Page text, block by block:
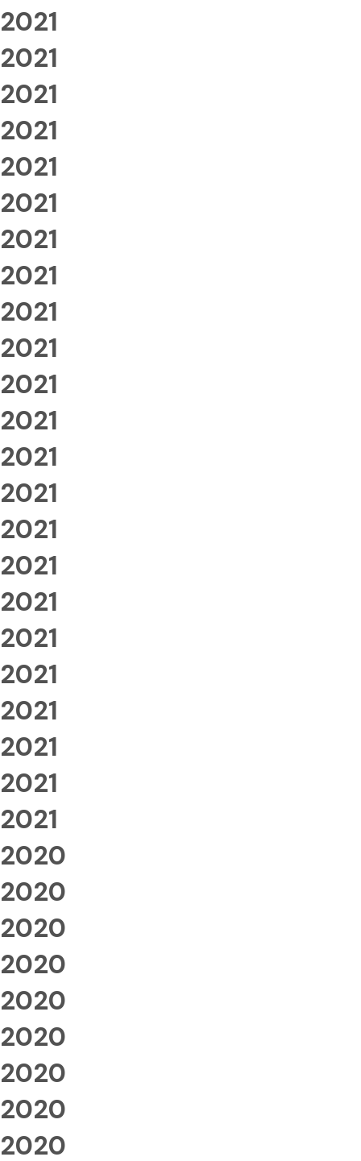
2021
2021
2021
2021
2021
2021
2021
2021
2021
2021
2021
2021
2021
2021
2021
2021
2021
2021
2021
2021
2021
2021
2021
2020
2020
2020
2020
2020
2020
2020
2020
2020